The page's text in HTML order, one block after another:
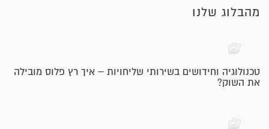
מהבלוג שלנו
טכנולוגיה וחידושים בשירותי שליחויות – איך רץ פלוס מובילה
את השוק?